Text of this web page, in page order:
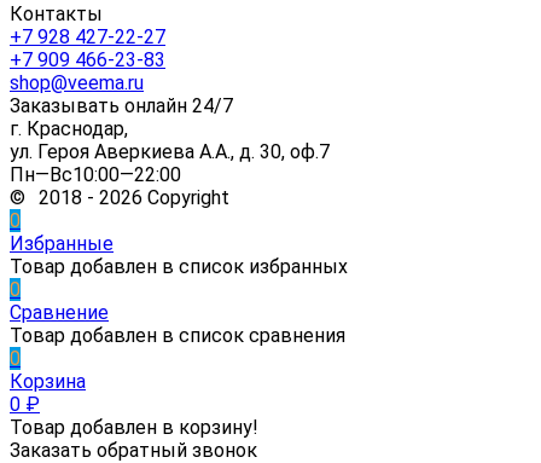
Контакты
+7 928 427-22-27
+7 909 466-23-83
shop@veema.ru
Заказывать онлайн 24/7
г. Краснодар,
ул. Героя Аверкиева А.А., д. 30, оф.7
Пн—Вс10:00—22:00
© 2018 - 2026 Copyright
0
Избранные
Товар добавлен в список избранных
0
Сравнение
Товар добавлен в список сравнения
0
Корзина
0 ₽
Товар добавлен в корзину!
Заказать обратный звонок